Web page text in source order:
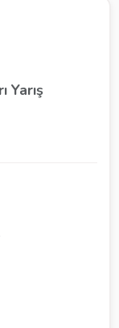
Yarış